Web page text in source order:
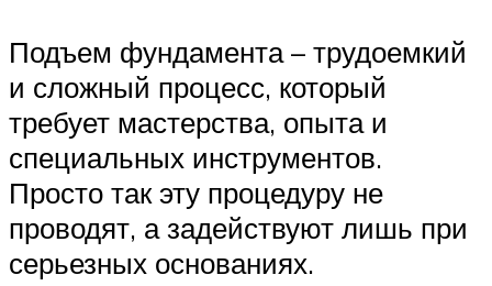
Подъем фундамента – трудоемкий
и сложный процесс, который
требует мастерства, опыта и
специальных инструментов.
Просто так эту процедуру не
проводят, а задействуют лишь при
серьезных основаниях.